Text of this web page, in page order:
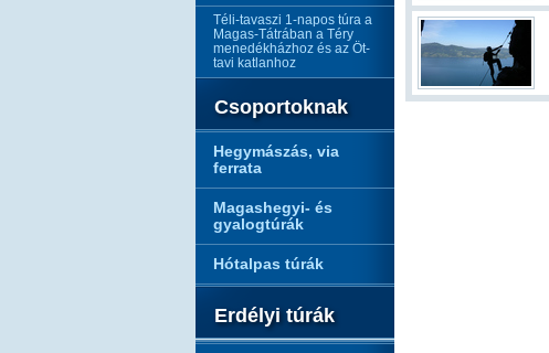
Téli-tavaszi 1-napos túra a
Magas-Tátrában a Téry
menedékházhoz és az Öt-
tavi katlanhoz
Csoportoknak
Hegymászás, via
ferrata
Magashegyi- és
gyalogtúrák
Hótalpas túrák
Erdélyi túrák